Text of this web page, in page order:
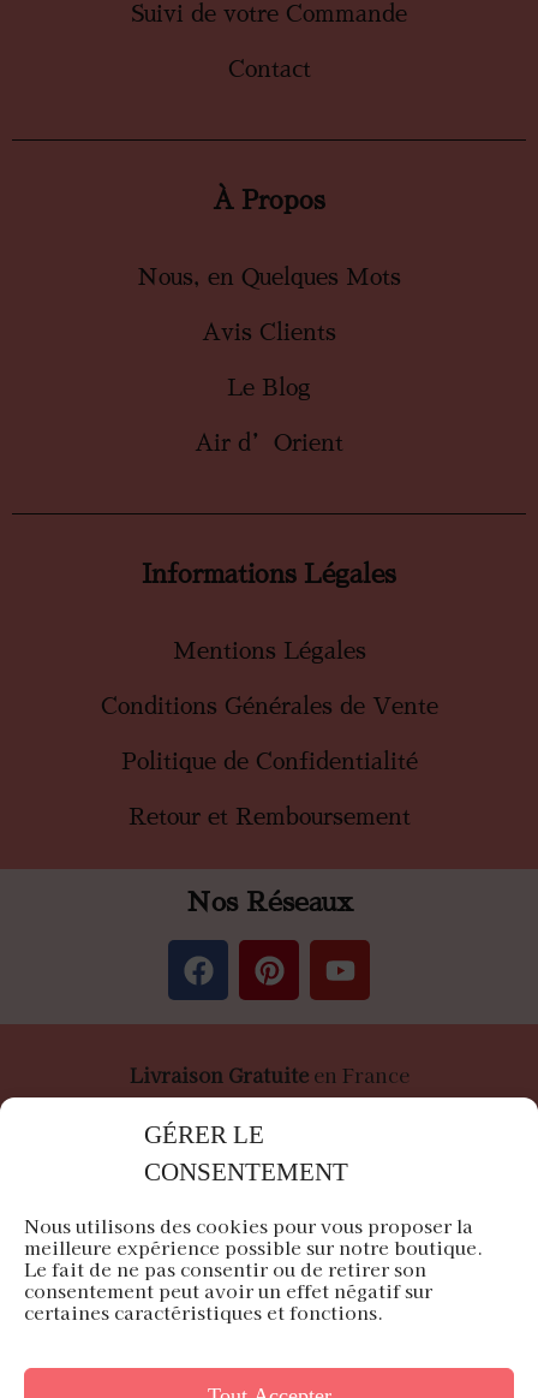
GÉRER LE
CONSENTEMENT
Nous utilisons des cookies pour vous proposer la
meilleure expérience possible sur notre boutique.
Le fait de ne pas consentir ou de retirer son
consentement peut avoir un effet négatif sur
certaines caractéristiques et fonctions.
Suivi de votre Commande
Contact
À Propos
Nous, en Quelques Mots
Avis Clients
Le Blog
Air d’Orient
Informations Légales
Mentions Légales
Conditions Générales de Vente
Politique de Confidentialité
Retour et Remboursement
Nos Réseaux
Livraison Gratuiteen France
PaiementSécurisé
Air du Japon est une entreprise française
Siège en Île-de-France